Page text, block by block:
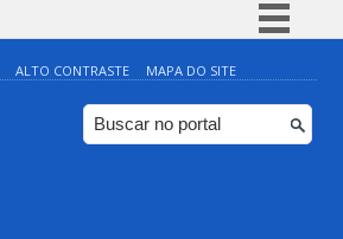
Simplifique!
Comunica BR
Participe
ALTO CONTRASTE MAPA DO SITE